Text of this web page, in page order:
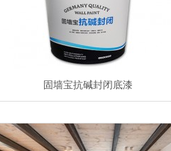
固墙宝抗碱封闭底漆